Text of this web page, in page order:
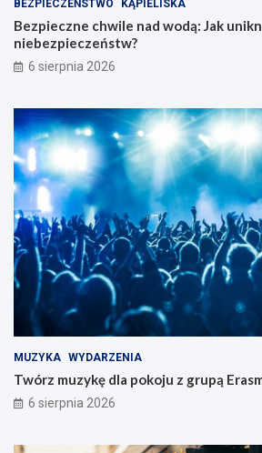
BEZPIECZEŃSTWO KĄPIELISKA
Bezpieczne chwile nad wodą: Jak
niebezpieczeństw?
6 sierpnia 2026
MUZYKA WYDARZENIA
Twórz muzykę dla pokoju z grupą
6 sierpnia 2026